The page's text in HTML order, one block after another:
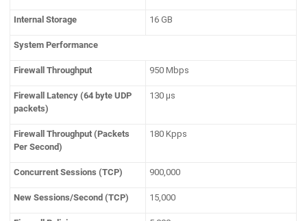
Internal Storage 16 GB
System Performance
Firewall Throughput 950 Mbps
Firewall Latency (64 byte UDP
packets)
130 μs
Firewall Throughput (Packets
Per Second)
180 Kpps
Concurrent Sessions (TCP) 900,000
New Sessions/Second (TCP) 15,000